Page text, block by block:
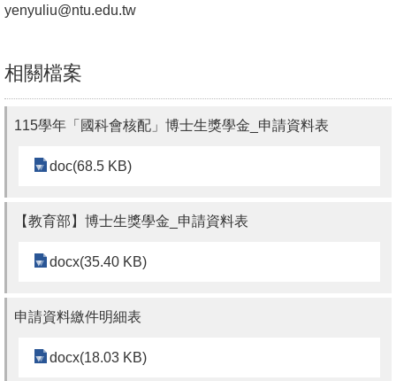
首
首
站
yenyuliu@ntu.edu.tw
相關檔案
115學年「國科會核配」博士生獎學金_申請資料表
doc(68.5 KB)
【教育部】博士生獎學金_申請資料表
docx(35.40 KB)
申請資料繳件明細表
docx(18.03 KB)